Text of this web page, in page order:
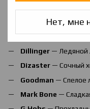
Нет, мне
Dillinger — Ледяной
Dizaster — Сочный
Goodman — Спелое
Mark Bone —